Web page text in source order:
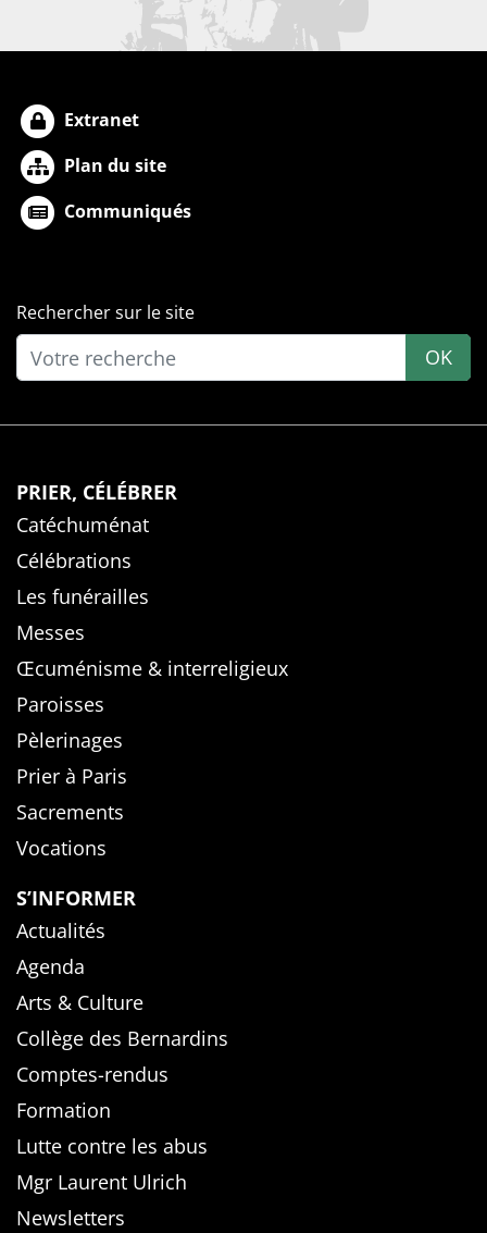
Extranet
Plan du site
Communiqués
Rechercher sur le site
OK
PRIER, CÉLÉBRER
Catéchuménat
Célébrations
Les funérailles
Messes
Œcuménisme & interreligieux
Paroisses
Pèlerinages
Prier à Paris
Sacrements
Vocations
S’INFORMER
Actualités
Agenda
Arts & Culture
Collège des Bernardins
Comptes-rendus
Formation
Lutte contre les abus
Mgr Laurent Ulrich
Newsletters